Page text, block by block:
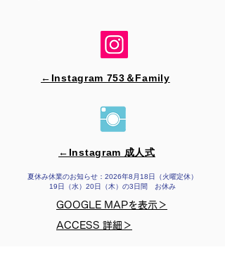
←Instagram 753＆​Family
←Instagram 成人式
夏休み休業のお知らせ：2026年8月18日（火曜定休）
19日（水）20日（木）の3日間 お休み
GOOGLE MAPを表示＞
ACCESS 詳細＞